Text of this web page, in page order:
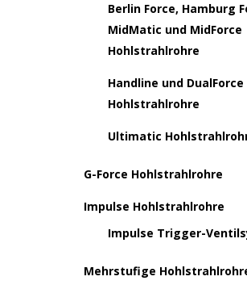
Berlin Force, Hamburg
MidMatic und MidForce
Hohlstrahlrohre
Handline und DualForce
Hohlstrahlrohre
Ultimatic
G-Force Hohlstrahlrohre
Impulse Hohlstrahlrohre
Impulse Trigger-
Mehrstufige